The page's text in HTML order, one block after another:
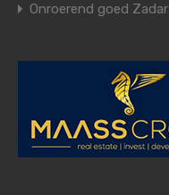
Onroerend goed Zadar